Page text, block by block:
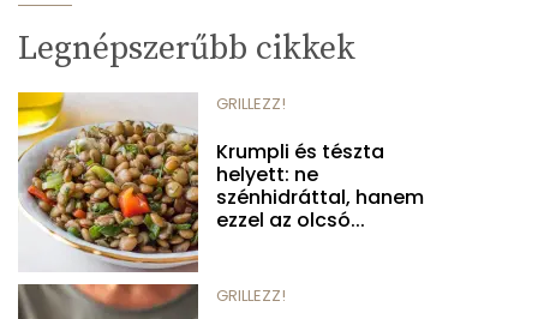
Legnépszerűbb cikkek
GRILLEZZ!
Krumpli és tészta
helyett: ne
szénhidráttal, hanem
ezzel az olcsó...
GRILLEZZ!